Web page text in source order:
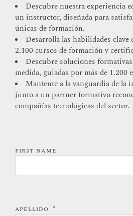
Descubre nuestra experiencia
un instructor, diseñada para
únicas de formación.
Desarrolla las habilidades clave
2.100 cursos de formación y
Descubre soluciones
medida, guiadas por más de 1.200
Mantente a la vanguardia de la
junto a un partner formativo
compañías tecnológicas del sector.
FIRST NAME
APELLIDO *